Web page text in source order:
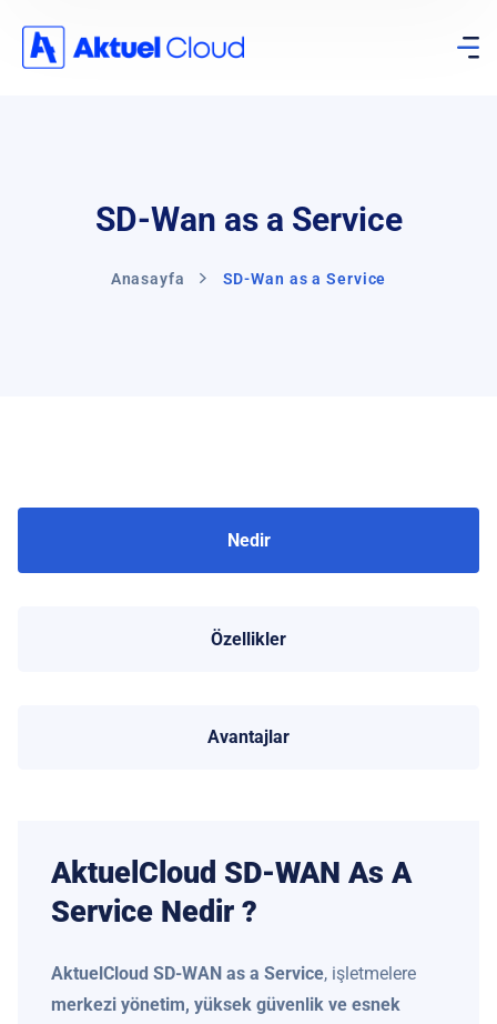
SD-Wan as a Service
Anasayfa SD-Wan as a Service
Nedir
Özellikler
Avantajlar
AktuelCloud SD-WAN As A
Service Nedir ?
AktuelCloud SD-WAN as a Service, işletmelere
merkezi yönetim, yüksek güvenlik ve esnek